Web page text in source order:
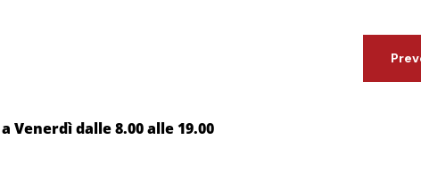
Venerdì dalle 8.00 alle 19.00